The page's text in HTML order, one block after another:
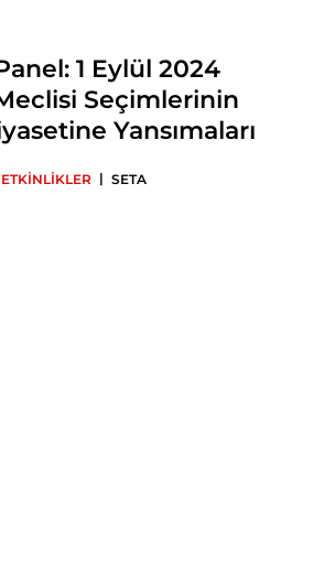
1 Eylül 2024
Seçimlerinin
Yansımaları
ETKİNLİKLER | SETA